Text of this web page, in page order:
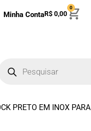
Minha ContaR$0,00
0
PRETO EM INOX PARA